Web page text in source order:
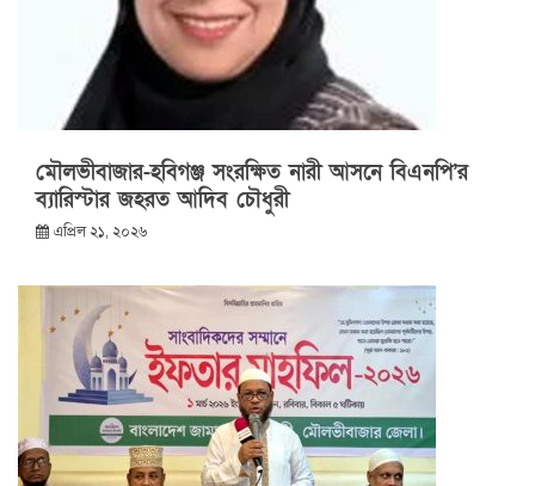
মৌলভীবাজার-হবিগঞ্জ সংরক্ষিত নারী আসনে বিএনপি’র
ব্যারিস্টার জহরত আদিব চৌধুরী
এপ্রিল ২১, ২০২৬